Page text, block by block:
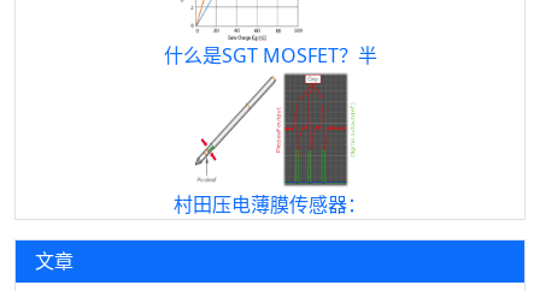
什么是SGT MOSFET？半
村田压电薄膜传感器：
文章